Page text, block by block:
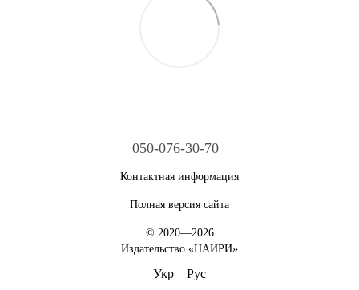
050-076-30-70
Контактная информация
Полная версия сайта
© 2020—2026
Издательство «НАИРИ»
Укр Рус